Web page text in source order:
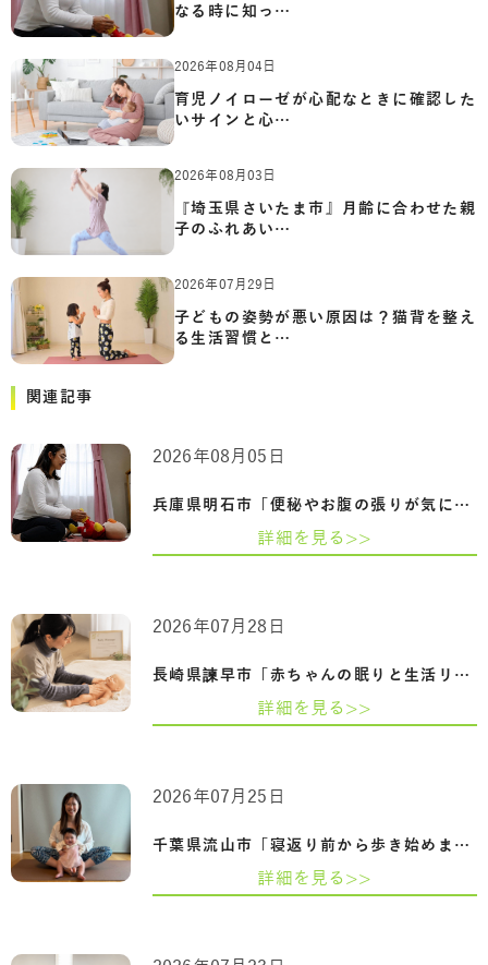
なる時に知っ…
2026年08月04日
育児ノイローゼが心配なときに確認した
いサインと心…
2026年08月03日
『埼玉県さいたま市』月齢に合わせた親
子のふれあい…
2026年07月29日
子どもの姿勢が悪い原因は？猫背を整え
る生活習慣と…
関連記事
兵庫県明石市「便秘やお腹の張りが気にな…
2026年08月05日
詳細を見る>>
長崎県諫早市「赤ちゃんの眠りと生活リズ…
2026年07月28日
詳細を見る>>
千葉県流山市「寝返り前から歩き始めまで…
2026年07月25日
詳細を見る>>